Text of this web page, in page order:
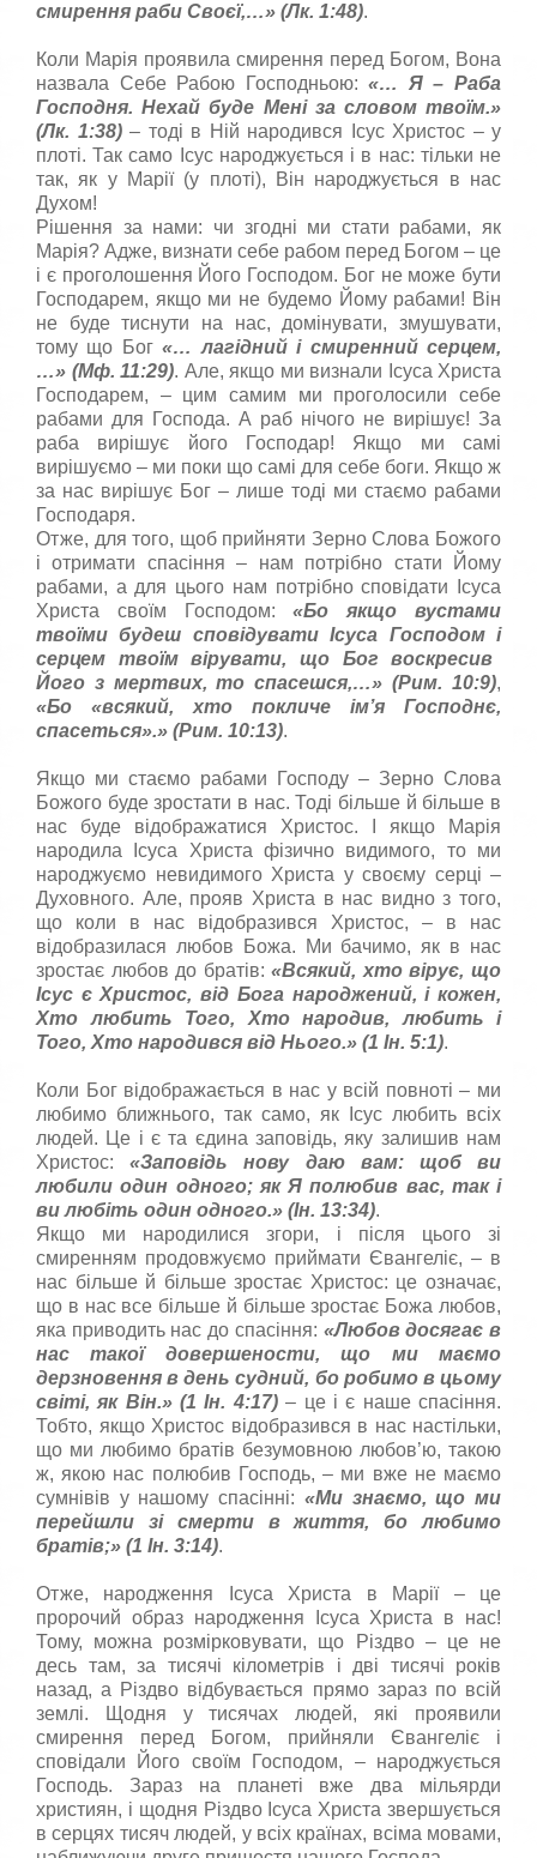
смирення раби Своєї,…» (Лк. 1:48).
Коли Марія проявила смирення перед Богом, Вона
назвала Себе Рабою Господньою:«… Я – Раба
Господня. Нехай буде Мені за словом твоїм.»
(Лк. 1:38)– тоді в Ній народився Ісус Христос – у
плоті. Так само Ісус народжується і в нас: тільки не
так, як у Марії (у плоті), Він народжується в нас
Духом!
Рішення за нами: чи згодні ми стати рабами, як
Марія? Адже, визнати себе рабом перед Богом – це
і є проголошення Його Господом. Бог не може бути
Господарем, якщо ми не будемо Йому рабами! Він
не буде тиснути на нас, домінувати, змушувати,
тому що Бог«…лагідний і смиренний серцем,
…» (Мф. 11:29). Але, якщо ми визнали Ісуса Христа
Господарем, – цим самим ми проголосили себе
рабами для Господа. А раб нічого не вирішує! За
раба вирішує його Господар! Якщо ми самі
вирішуємо – ми поки що самі для себе боги. Якщо ж
за нас вирішує Бог – лише тоді ми стаємо рабами
Господаря.
Отже, для того, щоб прийняти Зерно Слова Божого
і отримати спасіння – нам потрібно стати Йому
рабами, а для цього нам потрібно сповідати Ісуса
Христа своїм Господом:«Бо якщо вустами
твоїми будеш сповiдуватиIсуса Господомi
серцем твоїм вiрувати, що Бог воскресив
Його з мертвих, то спасешся,…» (Рим. 10:9),
«Бо «всякий, хто покличе iм’я Господ­нє,
спасеться».» (Рим. 10:13).
Якщо ми стаємо рабами Господу – Зерно Слова
Божого буде зростати в нас. Тоді більше й більше в
нас буде відображатися Христос. І якщо Марія
народила Ісуса Христа фізично видимого, то ми
народжуємо невидимого Христа у своєму серці –
Духовного. Але, прояв Христа в нас видно з того,
що коли в нас відобразився Христос, – в нас
відобразилася любов Божа. Ми бачимо, як в нас
зростає любов до братів:«Всякий, хто вiрує, що
Iсус є Христос, вiд Бога народжений,iкожен,
Хто любить Того, Хто народив, любить i
Того, Хто народився вiд Hього.» (1 Ін. 5:1).
Коли Бог відображається в нас у всій повноті – ми
любимо ближнього, так само, як Ісус любить всіх
людей. Це і є та єдина заповідь, яку залишив нам
Христос:«Заповідь нову даю вам: щоб ви
любили один одного; як Я полюбив вас, так і
ви любіть один одного.» (Ін. 13:34).
Якщо ми народилися згори, і після цього зі
смиренням продовжуємо приймати Євангеліє, – в
нас більше й більше зростає Христос: це означає,
що в нас все більше й більше зростає Божа любов,
яка приводить нас до спасіння: «Любов досягає в
нас такої довершености, що ми маємо
дерзновення в день судний, бо робимо в цьому
свiтi, як Вiн.» (1 Ін. 4:17)– це і є наше спасіння.
Тобто, якщо Христос відобразився в нас настільки,
що ми любимо братів безумовною любов’ю, такою
ж, якою нас полюбив Господь, – ми вже не маємо
сумнівів у нашому спасінні: «Ми знаємо, що ми
перейшли зiсмерти в життя, бо любимо
братiв;» (1 Ін. 3:14).
Отже, народження Ісуса Христа в Марії – це
пророчий образ народження Ісуса Христа в нас!
Тому, можна розмірковувати, що Різдво – це не
десь там, за тисячі кілометрів і дві тисячі років
назад, а Різдво відбувається прямо зараз по всій
землі. Щодня у тисячах людей, які проявили
смирення перед Богом, прийняли Євангеліє і
сповідали Його своїм Господом, – народжується
Господь. Зараз на планеті вже два мільярди
християн, і щодня Різдво Ісуса Христа звершується
в серцях тисяч людей, у всіх країнах, всіма мовами,